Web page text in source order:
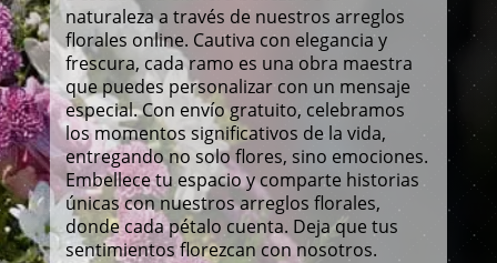
naturaleza a través de nuestros arreglos
florales online. Cautiva con elegancia y
frescura, cada ramo es una obra maestra
que puedes personalizar con un mensaje
especial. Con envío gratuito, celebramos
los momentos significativos de la vida,
entregando no solo flores, sino emociones.
Embellece tu espacio y comparte historias
únicas con nuestros arreglos florales,
donde cada pétalo cuenta. Deja que tus
sentimientos florezcan con nosotros.